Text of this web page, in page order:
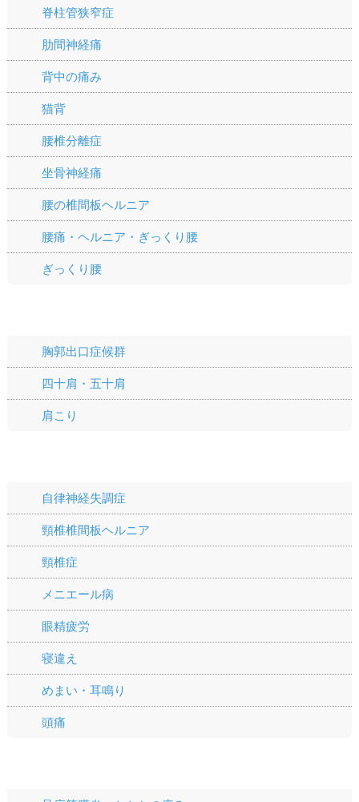
脊柱管狭窄症
肋間神経痛
背中の痛み
猫背
腰椎分離症
坐骨神経痛
腰の椎間板ヘルニア
腰痛・ヘルニア・ぎっくり腰
ぎっくり腰
胸郭出口症候群
四十肩・五十肩
肩こり
自律神経失調症
頸椎椎間板ヘルニア
頸椎症
メニエール病
眼精疲労
寝違え
めまい・耳鳴り
頭痛